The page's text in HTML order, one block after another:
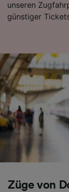
unseren
günstiger
Züge von
Folgendes
von
Inhalten,
Entwicklung
Angeboten.
Liste der